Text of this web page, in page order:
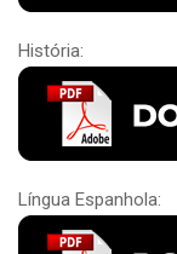
História:
Língua Espanhola: